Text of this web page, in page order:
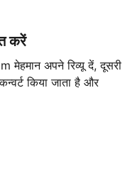
करें
अपने रिव्यू दें, दूसरी
किया जाता है और